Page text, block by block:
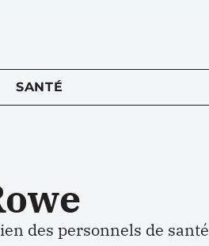
SANTÉ
des personnels de santé